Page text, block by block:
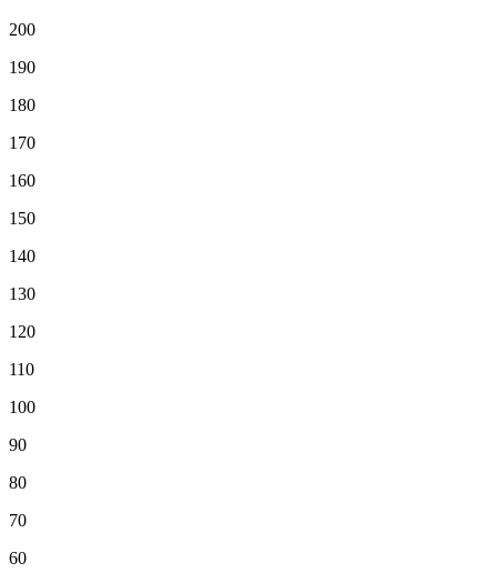
200
190
180
170
160
150
140
130
120
110
100
90
80
70
60